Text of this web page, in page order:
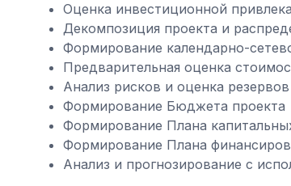
Оценка инвестиционной
Декомпозиция проекта и
Формирование календарно-
Предварительная оценка
Анализ рисков и оценка резервов
Формирование Бюджета проекта
Формирование Плана
Формирование Плана
Анализ и прогнозирование с